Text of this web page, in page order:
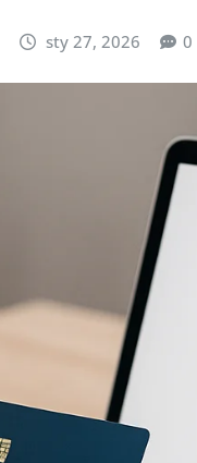
sty 27, 2026 0